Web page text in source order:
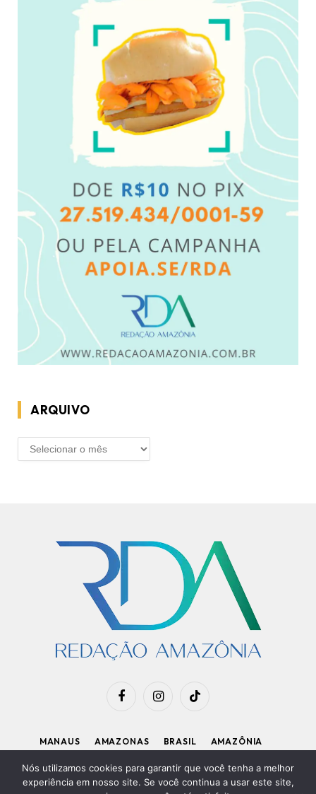
ARQUIVO
ARQUIVO
FacebookInstagramTikTok
MANAUS AMAZONAS BRASIL
AMAZÔNIA
APOIE O RDA
Nós utilizamos cookies para garantir que você tenha a melhor
experiência em nosso site. Se você continua a usar este site,